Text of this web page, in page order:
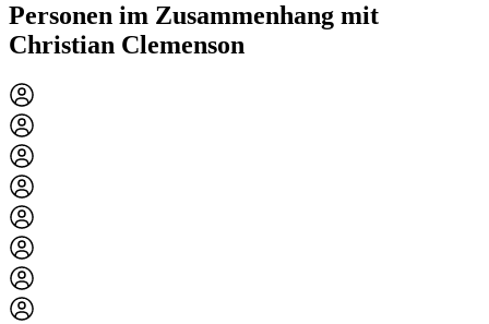
Personen im Zusammenhang mit
Christian Clemenson